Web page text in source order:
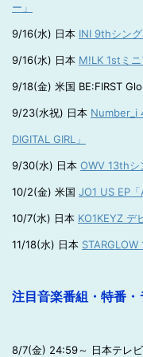
ー」
9/16(水) 日本 INI 9thシング
9/16(水) 日本 M!LK 1stミ
9/18(金) 米国 BE:FIRST
9/23(水祝) 日本 Number_i
DIGITAL GIRL」
9/30(水) 日本 OWV 13thシ
10/2(金) 米国 JO1 US EP「
10/7(水) 日本 KO1KEYZ デ
11/18(水) 日本 STARGLOW
注目音楽番組・特番
8/7(金) 24:59～ 日本テレビ